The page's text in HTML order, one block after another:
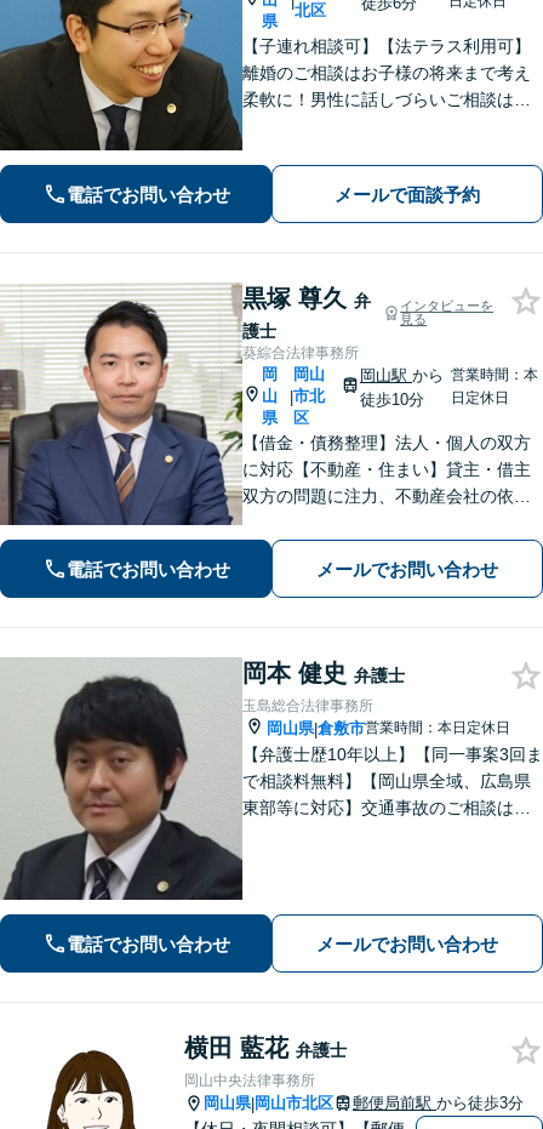
県
北区
【子連れ相談可】【法テラス利用可】
離婚のご相談はお子様の将来まで考え
柔軟に！男性に話しづらいご相談は女
と連携してきめ細やかに対応【注力分
野初回相談無料】【WEB面談可】
電話でお問い合わせ メールで面談予約
黒塚 尊久 弁
護士
インタビューを
見る
葵綜合法律事務所
岡
山
県
|
岡山
市北
区
岡山駅 から
徒歩10分
営業時間：本
日定休日
【借金・債務整理】法人・個人の双方
に対応【不動産・住まい】貸主・借主
双方の問題に注力、不動産会社の依頼
通。その他労働事件もカバー【行政事
件】学校トラブル・いじめ問題に注力
【企業法務】予防法務・紛争対応お任
せください。
電話でお問い合わせ メールでお問い合わせ
岡本 健史 弁護士
玉島総合法律事務所
岡山県|倉敷市営業時間：本日定休日
【弁護士歴10年以上】【同一事案3回ま
で相談料無料】【岡山県全域、広島県
東部等に対応】交通事故のご相談はお
る方、ご相談ください。
電話でお問い合わせ メールでお問い合わせ
横田 藍花 弁護士
岡山中央法律事務所
岡山県|岡山市北区 郵便局前駅 から徒歩3分